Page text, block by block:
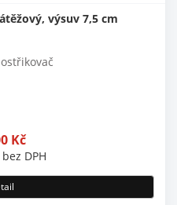
výsuv 7,5 cm
Kč
bez DPH